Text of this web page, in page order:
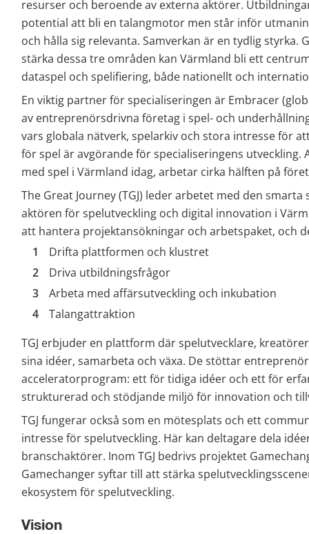
resurser och beroende av externa aktörer.
potential att bli en talangmotor men står inför
och hålla sig relevanta. Samverkan är en tydlig styrka.
stärka dessa tre områden kan Värmland bli ett
dataspel och spelifiering, både nationellt och
En viktig partner för specialiseringen är Embracer
av entreprenörsdrivna företag i spel- och
vars globala nätverk, spelarkiv och stora intresse för
för spel är avgörande för specialiseringens utveckling.
med spel i Värmland idag, arbetar cirka hälften på
The Great Journey (TGJ) leder arbetet med den
aktören för spelutveckling och digital innovation i
att hantera projektansökningar och arbetspaket, och
Drifta plattformen och klustret
Driva utbildningsfrågor
Arbeta med affärsutveckling och inkubation
Talangattraktion
TGJ erbjuder en plattform där spelutvecklare,
sina idéer, samarbeta och växa. De stöttar
acceleratorprogram: ett för tidiga idéer och ett för
strukturerad och stödjande miljö för innovation och
TGJ fungerar också som en mötesplats och ett
intresse för spelutveckling. Här kan deltagare dela
branschaktörer. Inom TGJ bedrivs projektet
Gamechanger syftar till att stärka
ekosystem för spelutveckling.
Vision